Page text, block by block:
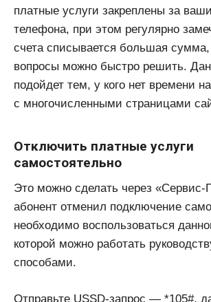
платные услуги закреплены за
телефона, при этом регулярно
счета списывается большая сумма,
вопросы можно быстро решить.
подойдет тем, у кого нет времени
с многочисленными страницами
Отключить платные услуги
самостоятельно
Это можно сделать через «Сервис-
абонент отменил подключение
необходимо воспользоваться
которой можно работать
способами.
Отправьте USSD-запрос — *105#,